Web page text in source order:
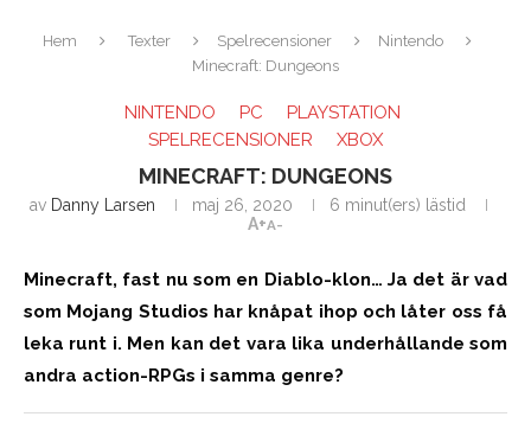
Hem Texter Spelrecensioner
Nintendo
Minecraft: Dungeons
NINTENDO PC
PLAYSTATION
SPELRECENSIONER
XBOX
MINECRAFT: DUNGEONS
av Danny Larsen maj 26, 2020
6 minut(ers) lästid
A+A-
Minecraft, fast nu som en Diablo-klon… Ja det är vad
som Mojang Studios har knåpat ihop och låter oss få
leka runt i. Men kan det vara lika underhållande som
andra action-RPGs i samma genre?